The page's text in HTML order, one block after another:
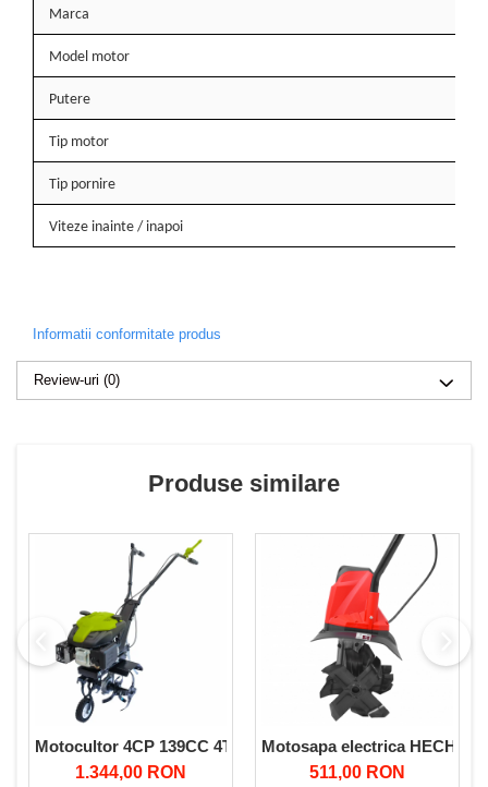
Tocatoare de furaje
Marca
Model motor
Putere
Tip motor
Tip pornire
Viteze inainte / inapoi
Informatii conformitate produs
Review-uri (0)
Produse similare
Motocultor 4CP 139CC 4T 36cm Micul Fermier
1.344,00 RON
Motosapa electrica HECHT
511,00 RON